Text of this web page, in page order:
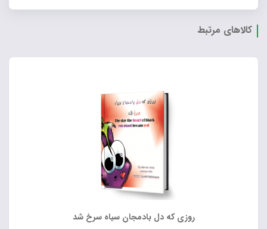
کالاهای مرتبط
روزی که دل بادمجان سیاه سرخ شد